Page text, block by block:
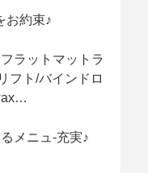
お約束♪
ラットマットラ
フト/バインドロ
メニュ-充実♪